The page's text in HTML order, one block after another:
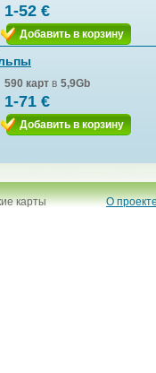
1-52 €
Добавить в корзину
590 карт в 5,9Gb
1-71 €
Добавить в корзину
карты О